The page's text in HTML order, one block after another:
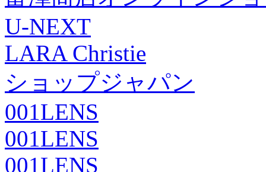
U-NEXT
LARA Christie
ショップジャパン
001LENS
001LENS
001LENS